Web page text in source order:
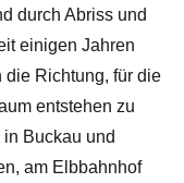
durch Abriss und
einigen Jahren
die Richtung, für die
entstehen zu
Buckau und
am Elbbahnhof